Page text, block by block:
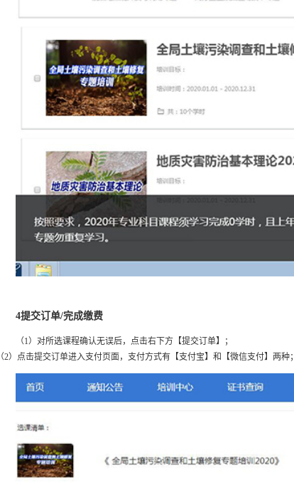
4提交订单/完成缴费
（1）对所选课程确认无误后，点击右下方【提交订单】；
（2）点击提交订单进入支付页面，支付方式有【支付宝】和【微信支付】两种；